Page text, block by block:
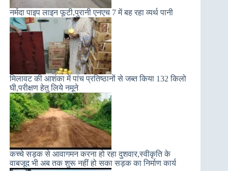
नर्मदा पाइप लाइन फूटी,पुरानी एनएच 7 में बह रहा व्यर्थ पानी
मिलावट की आशंका में पांच प्रतिष्ठानों से जब्त किया 132 किलो
घी,परीक्षण हेतु लिये नमूने
कच्चे सड़क से आवागमन करना हो रहा दुशवार,स्वीकृति के
वाबजूद भी अब तक शुरू नहीं हो सका सड़क का निर्माण कार्य